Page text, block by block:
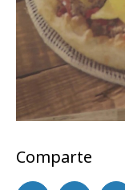
Comparte